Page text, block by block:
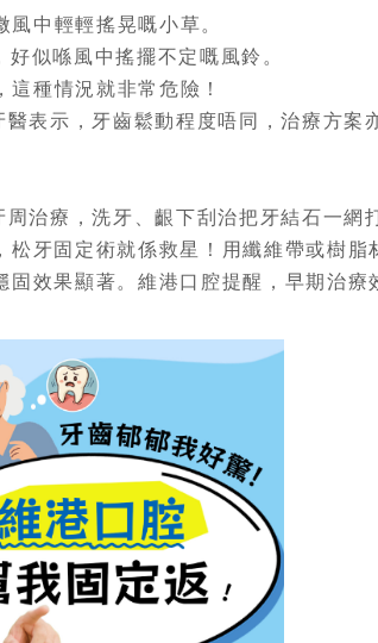
風中輕輕搖晃嘅小草。
好似喺風中搖擺不定嘅風鈴。
這種情況就非常危險！
表示，牙齒鬆動程度唔同，治療方案
治療，洗牙、齦下刮治把牙結石一網
牙固定術就係救星！用纖維帶或樹脂
效果顯著。維港口腔提醒，早期治療